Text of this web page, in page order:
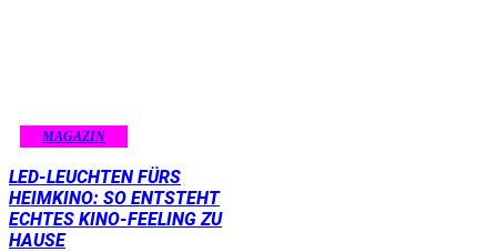
MAGAZIN
LED-LEUCHTEN FÜRS
HEIMKINO: SO ENTSTEHT
ECHTES KINO-FEELING ZU
HAUSE